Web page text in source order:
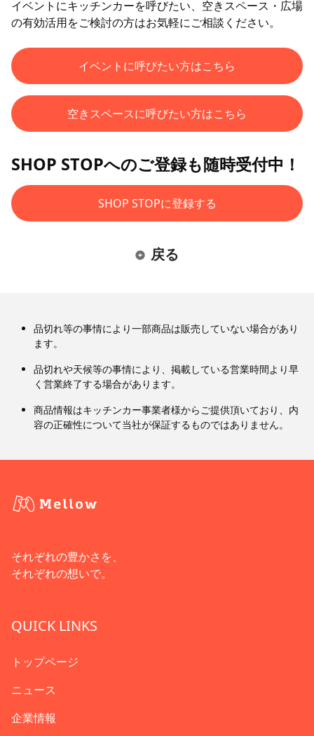
イベントにキッチンカーを呼びたい、空きスペース・広場
の有効活用をご検討の方はお気軽にご相談ください。
イベントに呼びたい方はこちら
空きスペースに呼びたい方はこちら
SHOP STOPへのご登録も随時受付中！
SHOP STOPに登録する
戻る
品切れ等の事情により一部商品は販売していない場合があり
ます。
品切れや天候等の事情により、掲載している営業時間より早
く営業終了する場合があります。
商品情報はキッチンカー事業者様からご提供頂いており、内
容の正確性について当社が保証するものではありません。
それぞれの豊かさを、
それぞれの想いで。
QUICK LINKS
トップページ
ニュース
企業情報